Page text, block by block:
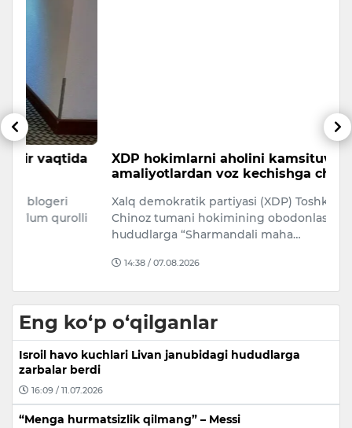
XDP hokimlarni aholini kamsituvchi
amaliyotlardan voz kechishga chaqirdi
Xalq demokratik partiyasi (XDP) Toshkent viloyati
Chinoz tumani hokimining obodonlashtirilmagan
hududlarga “Sharmandali maha…
14:38 / 07.08.2026
Eng ko‘p o‘qilganlar
Isroil havo kuchlari Livan janubidagi hududlarga
zarbalar berdi
16:09 / 11.07.2026
“Menga hurmatsizlik qilmang” – Messi